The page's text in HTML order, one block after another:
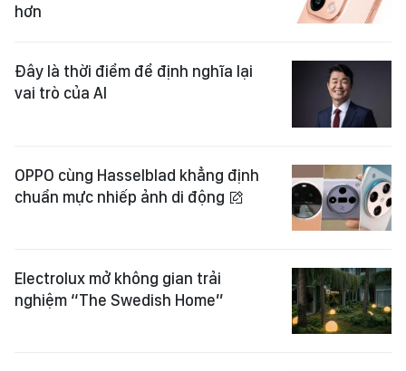
hơn
Đây là thời điểm để định nghĩa lại
vai trò của AI
OPPO cùng Hasselblad khẳng định
chuẩn mực nhiếp ảnh di động
Electrolux mở không gian trải
nghiệm “The Swedish Home”